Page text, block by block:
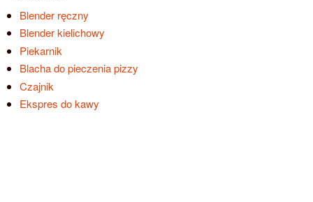
Blender ręczny
Blender kielichowy
Piekarnik
Blacha do pieczenia pizzy
Czajnik
Ekspres do kawy